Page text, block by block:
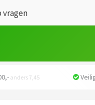
vragen
anders 7,45